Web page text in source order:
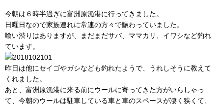
今朝は６時半過ぎに富洲原漁港に行ってきました。
日曜日なので家族連れに常連の方々で賑わっていました。
喰い渋りはありますが、まだまだサバ、ママカリ、イワシなど釣れ
ています。
昨日は他にセイゴやガシなども釣れたようで、うれしそうに教えて
くれました。
あと、富洲原漁港に来る前にウールに寄ってきた方がいらしゃっ
て、今朝のウールは駐車している車と車のスペースが凄く狭くて、